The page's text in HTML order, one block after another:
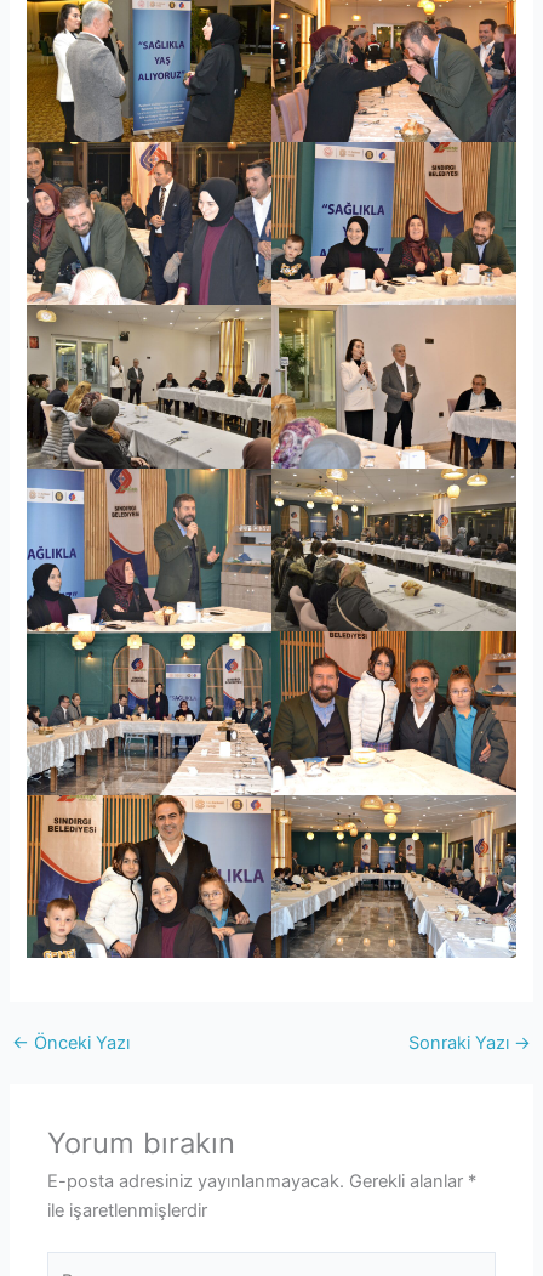
← Önceki Yazı Sonraki Yazı →
Yorum bırakın
E-posta adresiniz yayınlanmayacak. Gerekli alanlar *
ile işaretlenmişlerdir